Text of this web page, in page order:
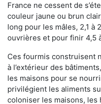
France ne cessent de
couleur jaune ou brun
long pour les mâles, 2,1 à
ouvrières et pour finir 4,5
Ces fourmis construisent
à l’extérieur des
les maisons pour se
privilégient les aliments
coloniser les maisons, les